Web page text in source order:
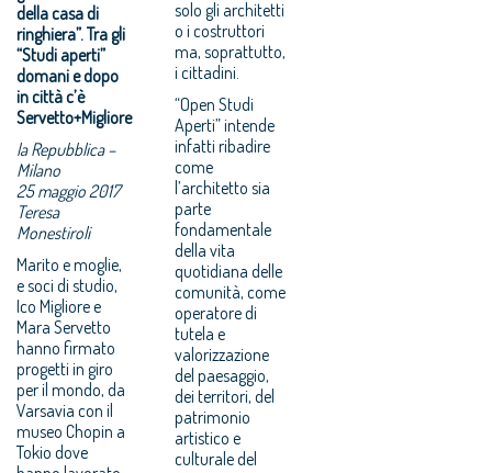
della casa di
ringhiera”. Tra gli
“Studi aperti”
domani e dopo
in città c’è
Servetto+Migliore
la Repubblica –
Milano
25 maggio 2017
Teresa
Monestiroli
Marito e moglie,
e soci di studio,
Ico Migliore e
Mara Servetto
hanno firmato
progetti in giro
per il mondo, da
Varsavia con il
museo Chopin a
Tokio dove
solo gli architetti
o i costruttori
ma, soprattutto,
i cittadini.
“Open Studi
Aperti” intende
infatti ribadire
come
l’architetto sia
parte
fondamentale
della vita
quotidiana delle
comunità, come
operatore di
tutela e
valorizzazione
del paesaggio,
dei territori, del
patrimonio
artistico e
culturale del